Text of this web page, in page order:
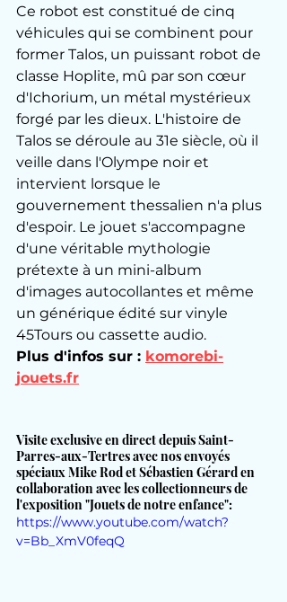
Ce robot est constitué de cinq
véhicules qui se combinent pour
former Talos, un puissant robot de
classe Hoplite, mû par son cœur
d'Ichorium, un métal mystérieux
forgé par les dieux. L'histoire de
Talos se déroule au 31e siècle, où il
veille dans l'Olympe noir et
intervient lorsque le
gouvernement thessalien n'a plus
d'espoir. Le jouet s'accompagne
d'une véritable mythologie
prétexte à un mini-album
d'images autocollantes et même
un générique édité sur vinyle
45Tours ou cassette audio.
Plus d'infos sur : komorebi-
jouets.fr
Visite exclusive en direct depuis Saint-
Parres-aux-Tertres avec nos envoyés
spéciaux Mike Rod et Sébastien Gérard en
collaboration avec les collectionneurs de
l'exposition "Jouets de notre enfance":
https://www.youtube.com/watch?
v=Bb_XmV0feqQ